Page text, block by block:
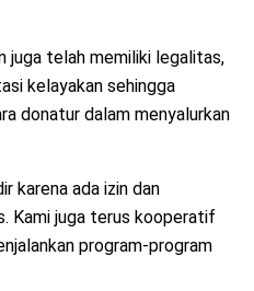
juga telah memiliki legalitas,
kelayakan sehingga
donatur dalam menyalurkan
karena ada izin dan
Kami juga terus kooperatif
program-program